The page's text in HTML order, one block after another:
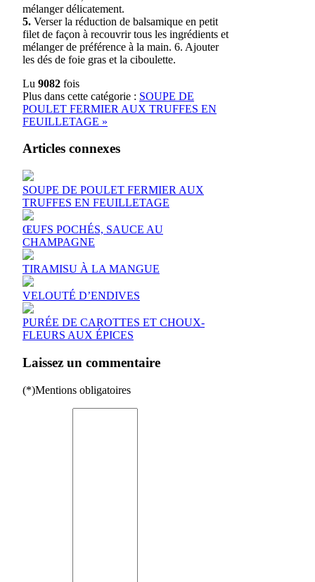
mélanger délicatement.
5. Verser la réduction de balsamique en petit
filet de façon à recouvrir tous les ingrédients et
mélanger de préférence à la main. 6. Ajouter
les dés de foie gras et la ciboulette.
Lu 9082 fois
Plus dans cette catégorie : SOUPE DE
POULET FERMIER AUX TRUFFES EN
FEUILLETAGE »
Articles connexes
SOUPE DE POULET FERMIER AUX
TRUFFES EN FEUILLETAGE
ŒUFS POCHÉS, SAUCE AU
CHAMPAGNE
TIRAMISU À LA MANGUE
VELOUTÉ D’ENDIVES
PURÉE DE CAROTTES ET CHOUX-
FLEURS AUX ÉPICES
Laissez un commentaire
(*)Mentions obligatoires